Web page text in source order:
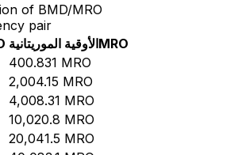
of BMD/MRO
pair
الأوقية الموريتانيةMRO
400.831 MRO
2,004.15 MRO
4,008.31 MRO
10,020.8 MRO
20,041.5 MRO